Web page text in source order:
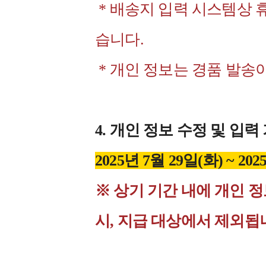
* 배송지 입력 시스템상
습니다.
* 개인 정보는 경품 발송
4. 개인 정보 수정 및 입력
2025년 7월 29일(화) ~
※ 상기 기간 내에 개인
시, 지급 대상에서 제외됩